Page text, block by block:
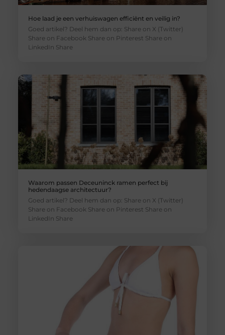
Hoe laad je een verhuiswagen efficiënt en veilig in?
Goed artikel? Deel hem dan op: Share on X (Twitter)
Share on Facebook Share on Pinterest Share on
LinkedIn Share
Waarom passen Deceuninck ramen perfect bij
hedendaagse architectuur?
Goed artikel? Deel hem dan op: Share on X (Twitter)
Share on Facebook Share on Pinterest Share on
LinkedIn Share